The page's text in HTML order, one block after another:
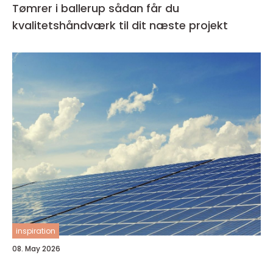
Tømrer i ballerup sådan får du
kvalitetshåndværk til dit næste projekt
inspiration
08. May 2026